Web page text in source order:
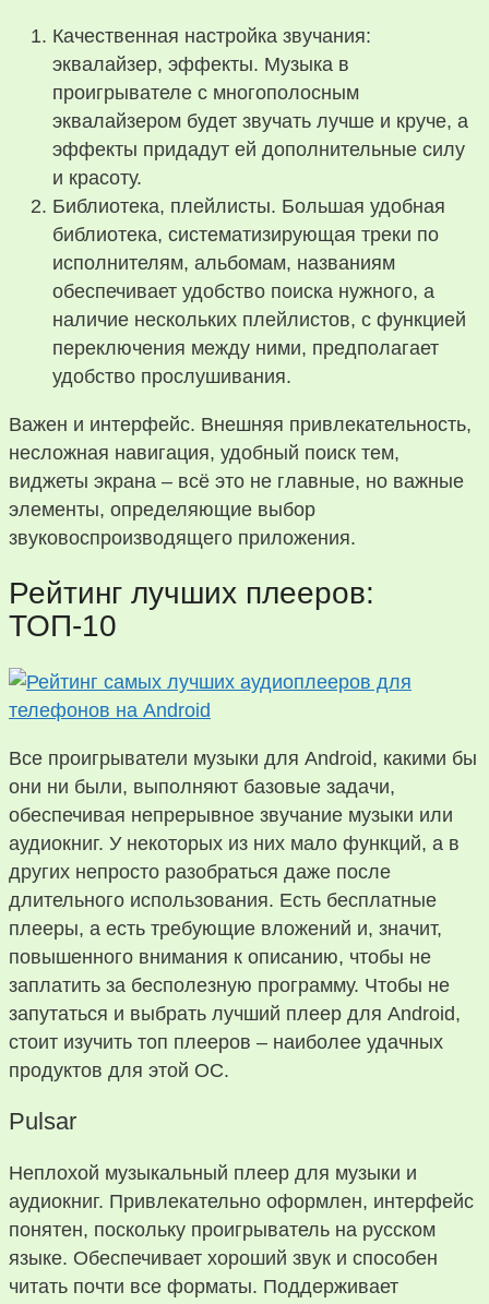
Качественная настройка звучания:
эквалайзер, эффекты. Музыка в
проигрывателе с многополосным
эквалайзером будет звучать лучше и круче, а
эффекты придадут ей дополнительные силу
и красоту.
Библиотека, плейлисты. Большая удобная
библиотека, систематизирующая треки по
исполнителям, альбомам, названиям
обеспечивает удобство поиска нужного, а
наличие нескольких плейлистов, с функцией
переключения между ними, предполагает
удобство прослушивания.
Важен и интерфейс. Внешняя привлекательность,
несложная навигация, удобный поиск тем,
виджеты экрана – всё это не главные, но важные
элементы, определяющие выбор
звуковоспроизводящего приложения.
Рейтинг лучших плееров:
ТОП-10
Все проигрыватели музыки для Android, какими бы
они ни были, выполняют базовые задачи,
обеспечивая непрерывное звучание музыки или
аудиокниг. У некоторых из них мало функций, а в
других непросто разобраться даже после
длительного использования. Есть бесплатные
плееры, а есть требующие вложений и, значит,
повышенного внимания к описанию, чтобы не
заплатить за бесполезную программу. Чтобы не
запутаться и выбрать лучший плеер для Android,
стоит изучить топ плееров – наиболее удачных
продуктов для этой ОС.
Pulsar
Неплохой музыкальный плеер для музыки и
аудиокниг. Привлекательно оформлен, интерфейс
понятен, поскольку проигрыватель на русском
языке. Обеспечивает хороший звук и способен
читать почти все форматы. Поддерживает